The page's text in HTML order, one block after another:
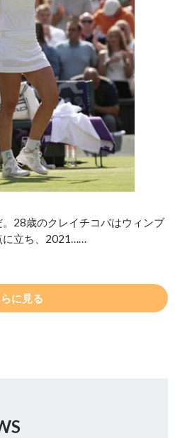
28歳のクレイチコバはウィンブ
に立ち、2021……
に見る